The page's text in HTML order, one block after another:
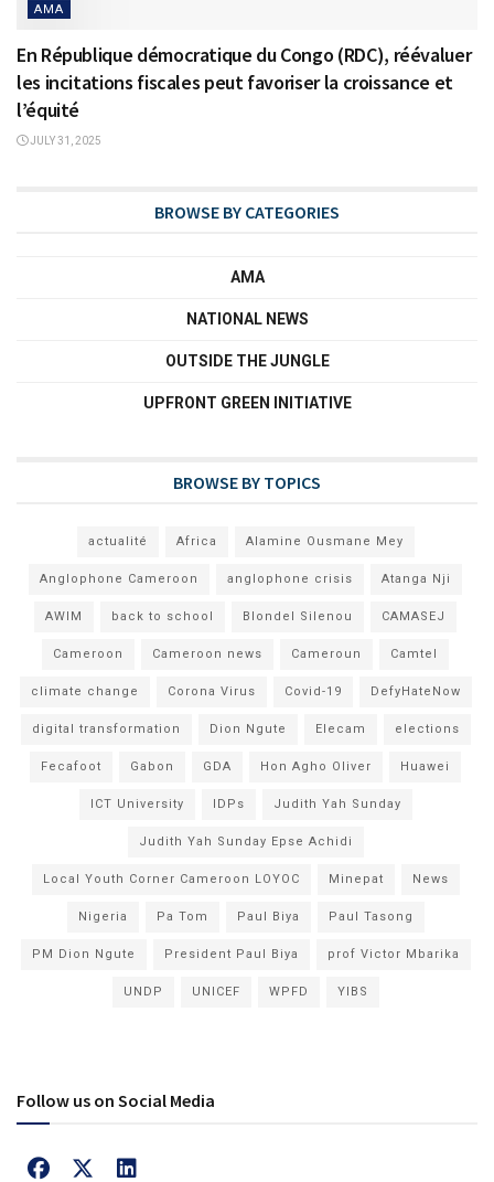
AMA
En République démocratique du Congo (RDC), réévaluer
les incitations fiscales peut favoriser la croissance et
l’équité
JULY 31, 2025
BROWSE BY CATEGORIES
AMA
NATIONAL NEWS
OUTSIDE THE JUNGLE
UPFRONT GREEN INITIATIVE
BROWSE BY TOPICS
actualité Africa Alamine Ousmane Mey
Anglophone Cameroon anglophone crisis Atanga Nji
AWIM back to school Blondel Silenou CAMASEJ
Cameroon Cameroon news Cameroun Camtel
climate change Corona Virus Covid-19 DefyHateNow
digital transformation Dion Ngute Elecam elections
Fecafoot Gabon GDA Hon Agho Oliver Huawei
ICT University IDPs Judith Yah Sunday
Judith Yah Sunday Epse Achidi
Local Youth Corner Cameroon LOYOC Minepat News
Nigeria Pa Tom Paul Biya Paul Tasong
PM Dion Ngute President Paul Biya prof Victor Mbarika
UNDP UNICEF WPFD YIBS
Follow us on Social Media